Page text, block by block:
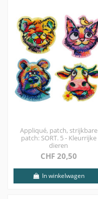
Appliqué, patch, strijkbare
patch: SORT. 5 - Kleurrijke
dieren
CHF 20,50
In winkelwagen